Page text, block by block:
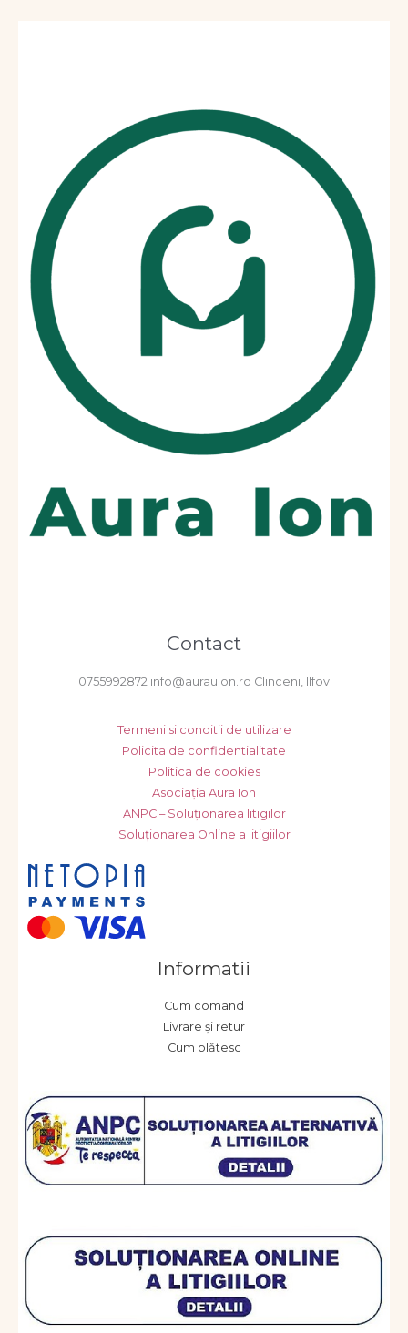
Contact
0755992872 info@aurauion.ro Clinceni, Ilfov
Termeni si conditii de utilizare
Policita de confidentialitate
Politica de cookies
Asociația Aura Ion
ANPC – Soluționarea litigilor
Soluționarea Online a litigiilor
Informatii
Cum comand
Livrare și retur
Cum plătesc